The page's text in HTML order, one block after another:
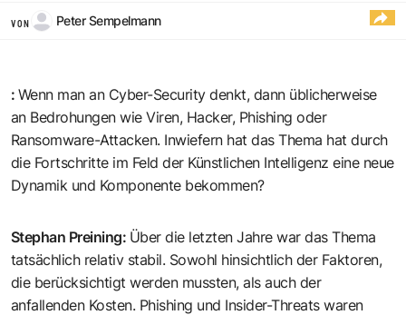
VON Peter Sempelmann
: Wenn man an Cyber-Security denkt, dann üblicherweise
an Bedrohungen wie Viren, Hacker, Phishing oder
Ransomware-Attacken. Inwiefern hat das Thema hat durch
die Fortschritte im Feld der Künstlichen Intelligenz eine neue
Dynamik und Komponente bekommen?
Stephan Preining: Über die letzten Jahre war das Thema
tatsächlich relativ stabil. Sowohl hinsichtlich der Faktoren,
die berücksichtigt werden mussten, als auch der
anfallenden Kosten. Phishing und Insider-Threats waren